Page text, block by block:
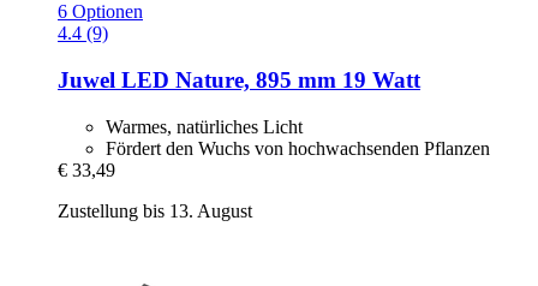
6 Optionen
4.4 (9)
Juwel LED Nature, 895 mm 19 Watt
Warmes, natürliches Licht
Fördert den Wuchs von hochwachsenden Pflanzen
€ 33,49
Zustellung bis 13. August